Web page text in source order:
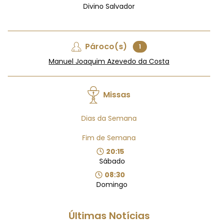
Divino Salvador
Pároco(s) 1
Manuel Joaquim Azevedo da Costa
Missas
Dias da Semana
Fim de Semana
20:15
Sábado
08:30
Domingo
Últimas Notícias